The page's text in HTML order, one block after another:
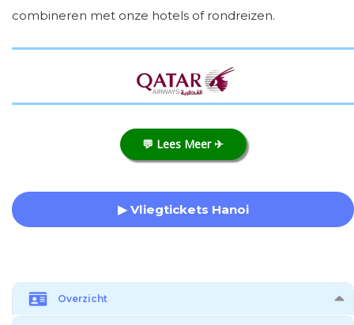
combineren met onze hotels of rondreizen.
💬 Lees Meer ✈
▶ Vliegtickets Hanoi
Overzicht